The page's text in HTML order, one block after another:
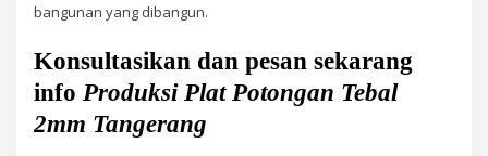
bangunan yang dibangun.
Konsultasikan dan pesan sekarang
info Produksi Plat Potongan Tebal
2mm Tangerang